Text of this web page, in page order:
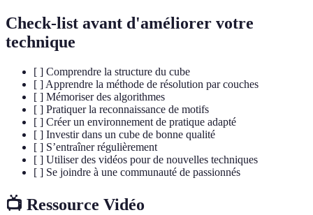
Check-list avant d'améliorer votre
technique
[ ] Comprendre la structure du cube
[ ] Apprendre la méthode de résolution par couches
[ ] Mémoriser des algorithmes
[ ] Pratiquer la reconnaissance de motifs
[ ] Créer un environnement de pratique adapté
[ ] Investir dans un cube de bonne qualité
[ ] S’entraîner régulièrement
[ ] Utiliser des vidéos pour de nouvelles techniques
[ ] Se joindre à une communauté de passionnés
📺 Ressource Vidéo